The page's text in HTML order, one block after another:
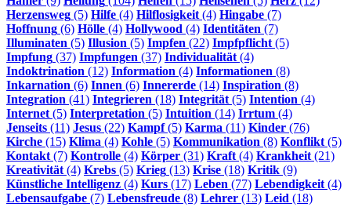
Herzensweg (5) Hilfe (4) Hilflosigkeit (4) Hingabe (7)
Hoffnung (6) Hölle (4) Hollywood (4) Identitäten (7)
Illuminaten (5) Illusion (5) Impfen (22) Impfpflicht (5)
Impfung (37) Impfungen (37) Individualität (4)
Indoktrination (12) Information (4) Informationen (8)
Inkarnation (6) Innen (6) Innererde (14) Inspiration (8)
Integration (41) Integrieren (18) Integrität (5) Intention (4)
Internet (5) Interpretation (5) Intuition (14) Irrtum (4)
Jenseits (11) Jesus (22) Kampf(5) Karma (11) Kinder (76)
Kirche (15) Klima (4) Kohle (5) Kommunikation (8) Konflikt (5)
Kontakt (7) Kontrolle (4) Körper (31) Kraft (4) Krankheit (21)
Kreativität (4) Krebs (5) Krieg (13) Krise (18) Kritik (9)
Künstliche Intelligenz (4) Kurs (17) Leben (77) Lebendigkeit (4)
Lebensaufgabe (7) Lebensfreude (8) Lehrer (13) Leid (18)